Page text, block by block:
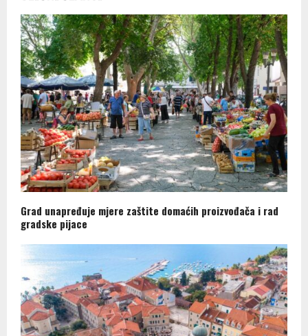
Grad unapređuje mjere zaštite domaćih proizvođača i rad
gradske pijace